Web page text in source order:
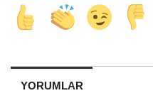
YORUMLAR